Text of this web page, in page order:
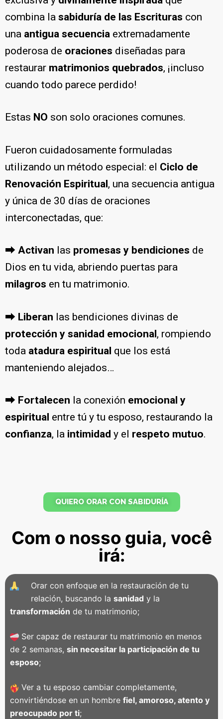
combina la sabiduría de las Escrituras con
una antigua secuencia extremadamente
poderosa de oraciones diseñadas para
restaurar matrimonios quebrados, ¡incluso
cuando todo parece perdido!
Estas NO son solo oraciones comunes.
Fueron cuidadosamente formuladas
utilizando un método especial: el Ciclo de
Renovación Espiritual, una secuencia antigua
y única de 30 días de oraciones
interconectadas, que:
⮕ Activan las promesas y bendiciones de
Dios en tu vida, abriendo puertas para
milagros en tu matrimonio.
⮕ Liberan las bendiciones divinas de
protección y sanidad emocional, rompiendo
toda atadura espiritual que los está
manteniendo alejados…
⮕ Fortalecen la conexión emocional y
espiritual entre tú y tu esposo, restaurando la
confianza, la intimidad y el respeto mutuo.
QUIERO ORAR CON SABIDURÍA
Com o nosso guia, você
irá:
Orar con enfoque en la restauración de tu
relación, buscando la sanidad y la
transformación de tu matrimonio;
Ser capaz de restaurar tu matrimonio en menos
de 2 semanas, sin necesitar la participación de tu
esposo;
Ver a tu esposo cambiar completamente,
convirtiéndose en un hombre fiel, amoroso, atento y
preocupado por ti;